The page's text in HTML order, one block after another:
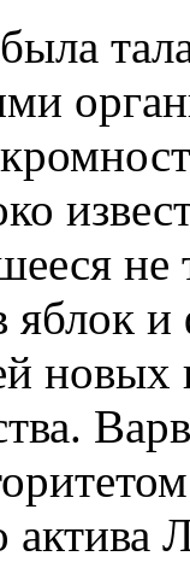
яблок
актива